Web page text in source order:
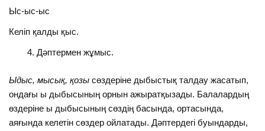
Ыс-ыс-ыс
Келіп қалды қыс.
Дәптермен жұмыс.
Ыдыс, мысық, қозы сөздеріне дыбыстық талдау жасатып,
ондағы ы дыбысының орнын ажыратқызады. Балалардың
өздеріне ы дыбысының сөздің басында, ортасында,
аяғында келетін сөздер ойлатады. Дәптердегі буындарды,